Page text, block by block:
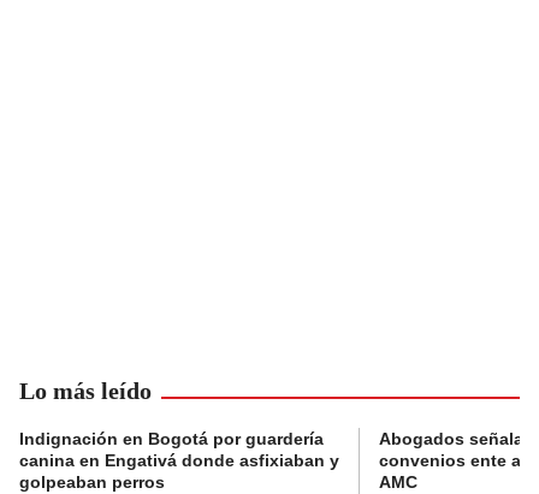
Lo más leído
Indignación en Bogotá por guardería
canina en Engativá donde asfixiaban y
golpeaban perros
Abogados
convenios ente
AMC